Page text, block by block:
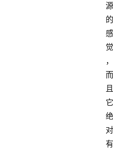
源
的
感
觉
，
而
且
它
绝
对
有